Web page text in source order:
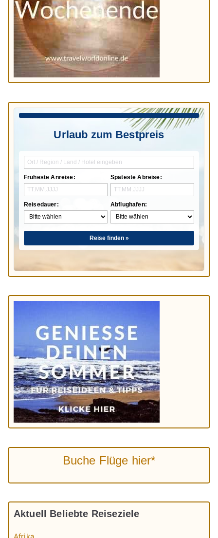
Urlaub zum Bestpreis
Früheste Anreise:
Reisedauer:
Späteste Abreise:
Abflughafen:
Reise finden »
Buche Flüge hier*
Aktuell Beliebte Reiseziele